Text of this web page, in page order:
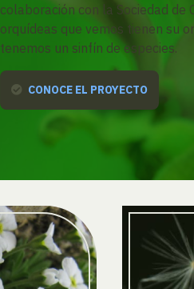
colaboración con la Sociedad de
orquídeas que vemos tienen su
tenemos un sinfín de especies.
CONOCE EL PROYECTO